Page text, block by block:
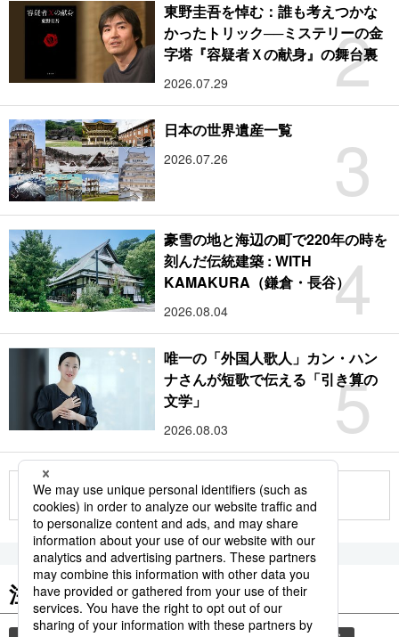
2
東野圭吾を悼む：誰も考えつかな
かったトリック──ミステリーの金
字塔『容疑者Ｘの献身』の舞台裏
2026.07.29
3
日本の世界遺産一覧
2026.07.26
4
豪雪の地と海辺の町で220年の時を
刻んだ伝統建築 : WITH
KAMAKURA（鎌倉・長谷）
2026.08.04
5
唯一の「外国人歌人」カン・ハン
ナさんが短歌で伝える「引き算の
文学」
2026.08.03
もっと見る
注目のキーワード